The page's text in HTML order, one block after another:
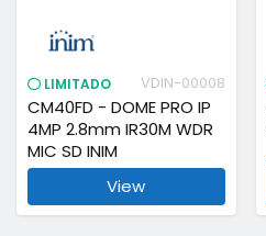
LIMITADO VDIN-00008
CM40FD - DOME PRO IP
4MP 2.8mm IR30M WDR
MIC SD INIM
View